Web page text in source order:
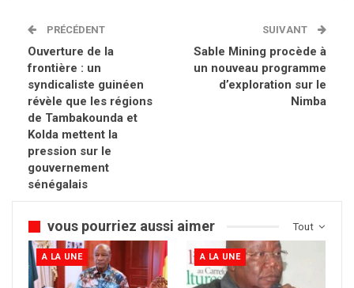
PRÉCÉDENT
Ouverture de la
frontière : un
syndicaliste guinéen
révèle que les régions
de Tambakounda et
Kolda mettent la
pression sur le
gouvernement
sénégalais
SUIVANT
Sable Mining procède à
un nouveau programme
d’exploration sur le
Nimba
Tout
vous pourriez aussi aimer
A LA UNE A LA UNE